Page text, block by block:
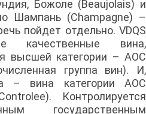
Божоле (Beaujolais) и
Шампань (Champagne) –
пойдет отдельно. VDQS
качественные вина,
высшей категории – AOC
группа вин). И,
– вина категории AOC
Контролируется
государственным